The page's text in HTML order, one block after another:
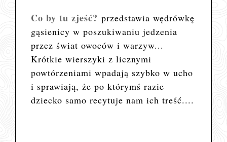
Co by tu zjeść?przedstawia wędrówkę
gąsienicy w poszukiwaniu jedzenia
przez świat owoców i warzyw...
Krótkie wierszyki z licznymi
powtórzeniami wpadają szybko w ucho
i sprawiają, że po którymś razie
dziecko samo recytuje nam ich treść....